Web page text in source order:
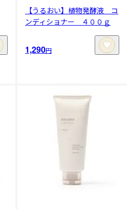
【うるおい】植物発酵液 コ
ンディショナー ４００ｇ
1,290円